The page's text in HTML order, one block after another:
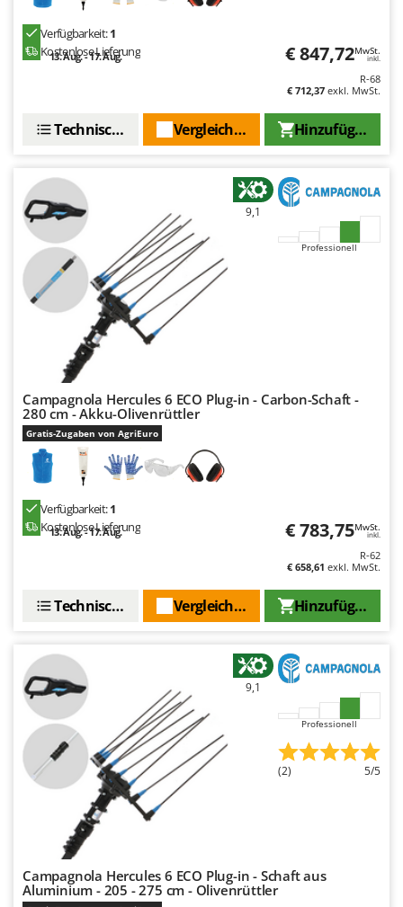
Verfügbarkeit:1
Kostenlose Lieferung
13. Aug. - 17. Aug. € 847,72MwSt.
inkl.
R-68
€ 712,37 exkl. MwSt.
Hinzufügen
Vergleichen Sie
Technische Daten
9,1
Professionell
Campagnola Hercules 6 ECO Plug-in - Carbon-Schaft -
280 cm - Akku-Olivenrüttler
Gratis-Zugaben von AgriEuro
Verfügbarkeit:1
Kostenlose Lieferung
13. Aug. - 17. Aug. € 783,75MwSt.
inkl.
R-62
€ 658,61 exkl. MwSt.
Hinzufügen
Vergleichen Sie
Technische Daten
9,1
Professionell
(2) 5/5
Campagnola Hercules 6 ECO Plug-in - Schaft aus
Aluminium - 205 - 275 cm - Olivenrüttler